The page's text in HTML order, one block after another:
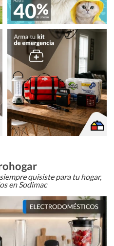
quisiste para tu hogar,
en Sodimac